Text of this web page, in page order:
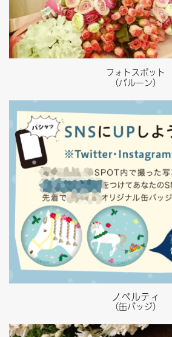
フォトスポット
（バルーン）
ノベルティ
（缶バッジ）